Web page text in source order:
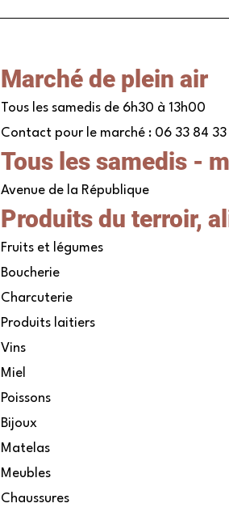
Marché de plein air
Tous les samedis de 6h30 à 13h00
Contact pour le marché : 06 33 84 33
Tous les samedis -
Avenue de la République
Produits du terroir,
Fruits et légumes
Boucherie
Charcuterie
Produits laitiers
Vins
Miel
Poissons
Bijoux
Matelas
Meubles
Chaussures